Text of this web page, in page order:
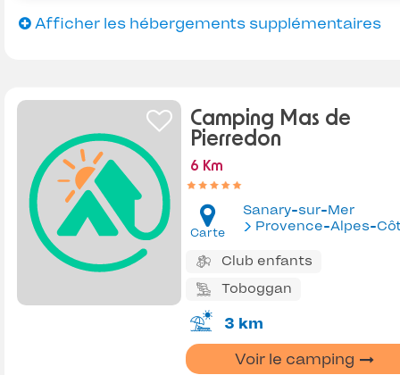
Afficher les hébergements supplémentaires
Camping Mas de
Pierredon
6 Km
Carte
Sanary-sur-Mer
Provence-Alpes-Côte
Club enfants
Toboggan
3 km
Voir le camping